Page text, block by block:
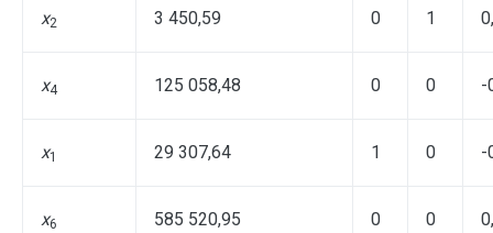
x2 3 450,59 0 1
x4 125 058,48 0 0 -
x1 29 307,64 1 0 -
x6 585 520,95 0 0